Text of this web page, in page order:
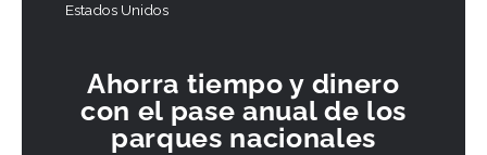
Estados Unidos
Ahorra tiempo y dinero
con el pase anual de los
parques nacionales